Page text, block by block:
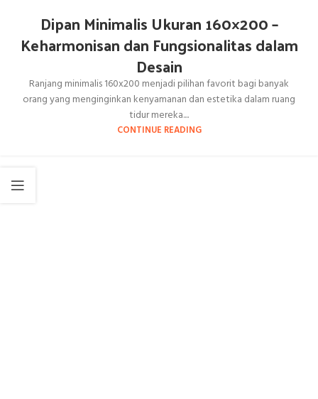
Dipan Minimalis Ukuran 160×200 –
Keharmonisan dan Fungsionalitas dalam
Desain
Ranjang minimalis 160x200 menjadi pilihan favorit bagi banyak
orang yang menginginkan kenyamanan dan estetika dalam ruang
tidur mereka....
CONTINUE READING